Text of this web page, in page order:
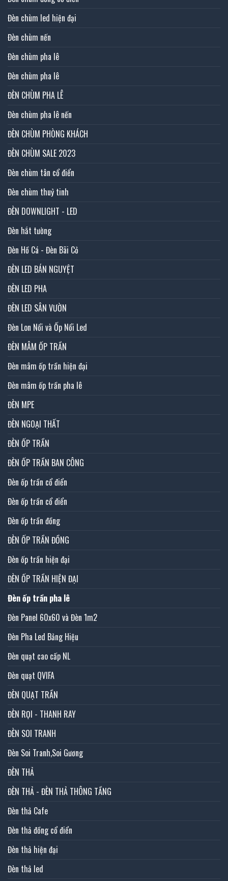
Đèn chùm led hiện đại
Đèn chùm nến
Đèn chùm pha lê
Đèn chùm pha lê
ĐÈN CHÙM PHA LÊ
Đèn chùm pha lê nến
ĐÈN CHÙM PHÒNG KHÁCH
ĐÈN CHÙM SALE 2023
Đèn chùm tân cổ điển
Đèn chùm thuỷ tinh
ĐÈN DOWNLIGHT - LED
Đèn hắt tường
Đèn Hồ Cá - Đèn Bãi Cỏ
ĐÈN LED BÁN NGUYỆT
ĐÈN LED PHA
ĐÈN LED SÂN VƯỜN
Đèn Lon Nổi và Ốp Nổi Led
ĐÈN MÂM ỐP TRẦN
Đèn mâm ốp trần hiện đại
Đèn mâm ốp trần pha lê
ĐÈN MPE
ĐÈN NGOẠI THẤT
ĐÈN ỐP TRẦN
ĐÈN ỐP TRẦN BAN CÔNG
Đèn ốp trần cổ điển
Đèn ốp trần cổ điển
Đèn ốp trần đồng
ĐÈN ỐP TRẦN ĐỒNG
Đèn ốp trần hiện đại
ĐÈN ỐP TRẦN HIỆN ĐẠI
Đèn ốp trần pha lê
Đèn Panel 60x60 và Đèn 1m2
Đèn Pha Led Bảng Hiệu
Đèn quạt cao cấp NL
Đèn quạt QVIFA
ĐÈN QUẠT TRẦN
ĐÈN RỌI - THANH RAY
ĐÈN SOI TRANH
Đèn Soi Tranh,Soi Gương
ĐÈN THẢ
ĐÈN THẢ - ĐÈN THẢ THÔNG TẦNG
Đèn thả Cafe
Đèn thả đồng cổ điển
Đèn thả hiện đại
Đèn thả led